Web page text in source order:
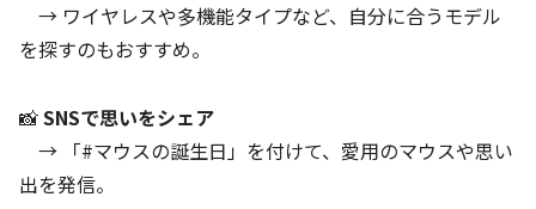
→ ワイヤレスや多機能タイプなど、自分に合うモデル
を探すのもおすすめ。
📸SNSで思いをシェア
→ 「#マウスの誕生日」を付けて、愛用のマウスや思い
出を発信。